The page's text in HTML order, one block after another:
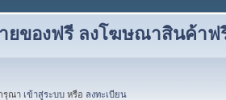
ยของฟรี ลงโฆษณาสินค้า
รุณา เข้าสู่ระบบ หรือ ลงทะเบียน